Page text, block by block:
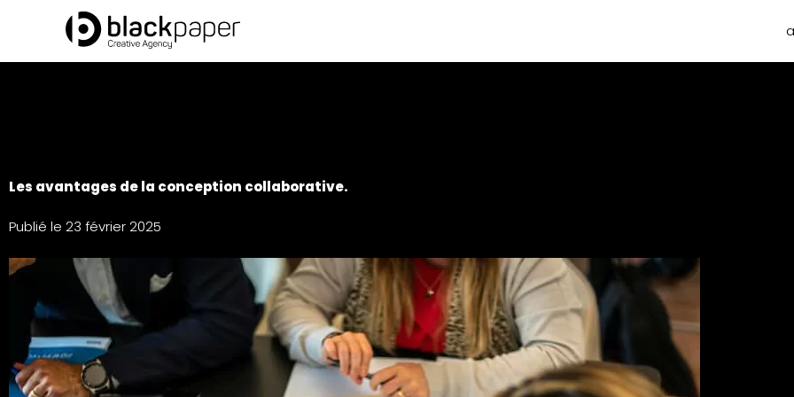
contenu
Les avantages de la conception collaborative.
Publié le 23 février 2025